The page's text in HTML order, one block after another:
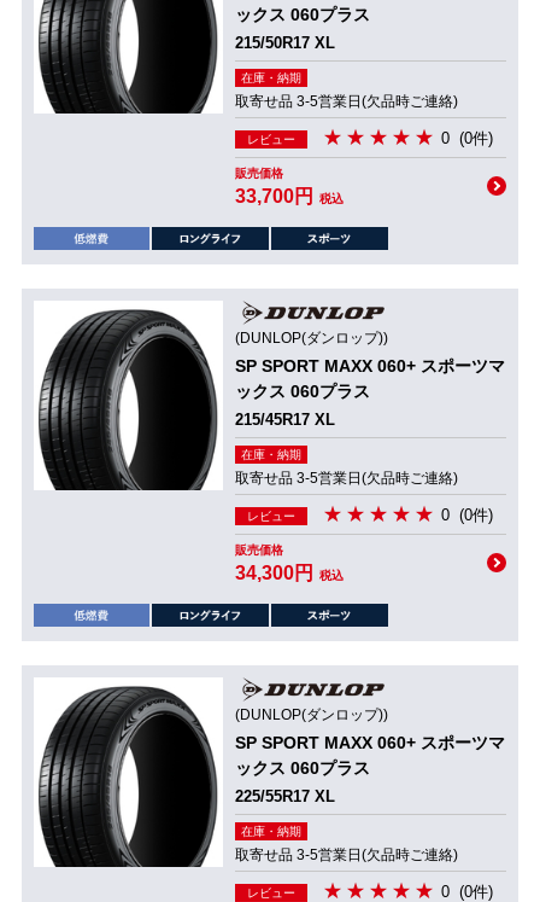
ックス 060プラス
215/50R17 XL
在庫・納期
取寄せ品 3-5営業日(欠品時ご連絡)
レビュー 0 (0件)
販売価格
33,700円 税込
(DUNLOP(ダンロップ))
SP SPORT MAXX 060+ スポーツマ
ックス 060プラス
215/45R17 XL
在庫・納期
取寄せ品 3-5営業日(欠品時ご連絡)
レビュー 0 (0件)
販売価格
34,300円 税込
(DUNLOP(ダンロップ))
SP SPORT MAXX 060+ スポーツマ
ックス 060プラス
225/55R17 XL
在庫・納期
取寄せ品 3-5営業日(欠品時ご連絡)
レビュー 0 (0件)